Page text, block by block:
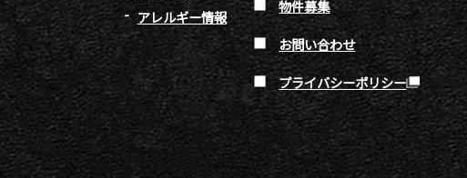
アレルギー情報
物件募集
お問い合わせ
プライバシーポリシー